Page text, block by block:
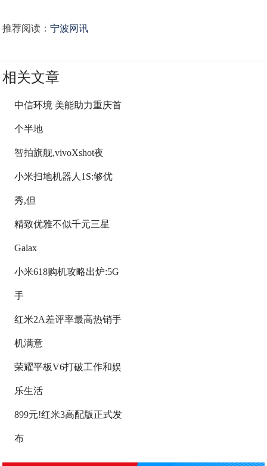
推荐阅读：宁波网讯
相关文章
中信环境 美能助力重庆首
个半地
智拍旗舰,vivoXshot夜
小米扫地机器人1S:够优
秀,但
精致优雅不似千元三星
Galax
小米618购机攻略出炉:5G
手
红米2A差评率最高热销手
机满意
荣耀平板V6打破工作和娱
乐生活
899元!红米3高配版正式发
布